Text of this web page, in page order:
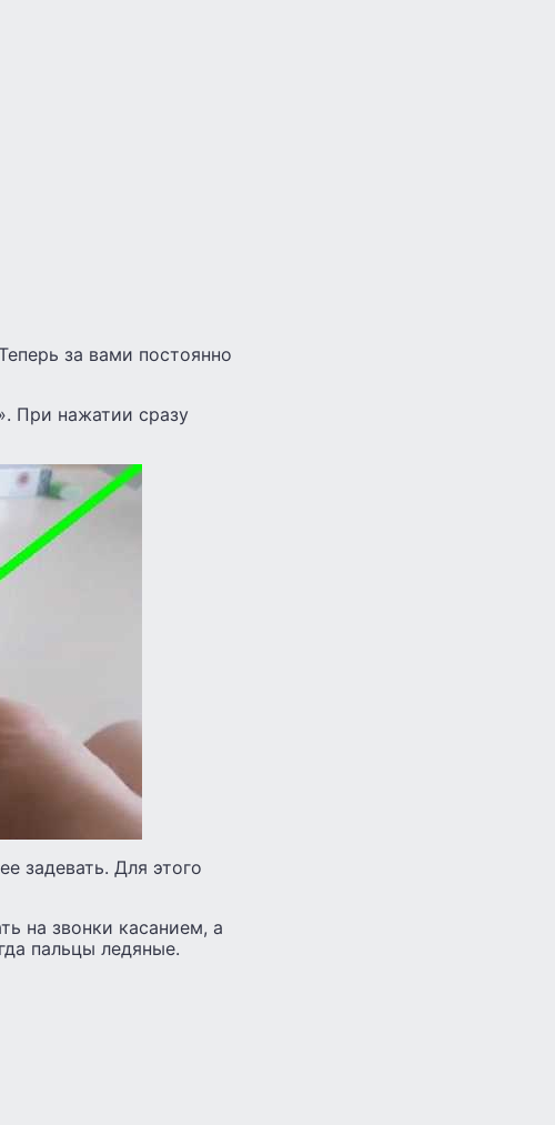
за вами постоянно
При нажатии сразу
задевать. Для этого
на звонки касанием, а
пальцы ледяные.